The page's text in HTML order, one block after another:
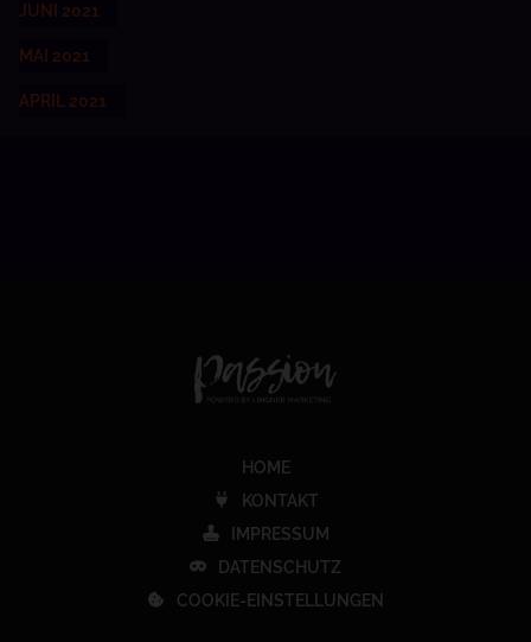
JUNI 2021
MAI 2021
APRIL 2021
HOME
KONTAKT
IMPRESSUM
DATENSCHUTZ
COOKIE-EINSTELLUNGEN